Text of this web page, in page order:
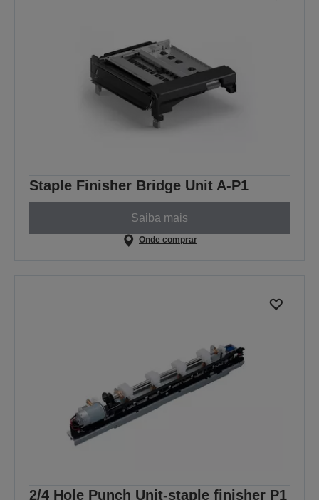
Staple Finisher Bridge Unit A-P1
Saiba mais
Onde comprar
2/4 Hole Punch Unit-staple finisher P1